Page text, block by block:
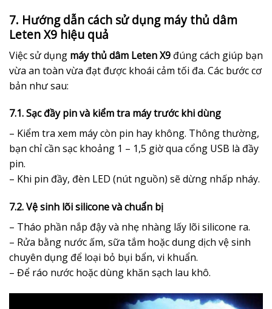
7. Hướng dẫn cách sử dụng máy thủ dâm
Leten X9 hiệu quả
Việc sử dụng máy thủ dâm Leten X9 đúng cách giúp bạn
vừa an toàn vừa đạt được khoái cảm tối đa. Các bước cơ
bản như sau:
7.1. Sạc đầy pin và kiểm tra máy trước khi dùng
– Kiểm tra xem máy còn pin hay không. Thông thường,
bạn chỉ cần sạc khoảng 1 – 1,5 giờ qua cổng USB là đầy
pin.
– Khi pin đầy, đèn LED (nút nguồn) sẽ dừng nhấp nháy.
7.2. Vệ sinh lõi silicone và chuẩn bị
– Tháo phần nắp đậy và nhẹ nhàng lấy lõi silicone ra.
– Rửa bằng nước ấm, sữa tắm hoặc dung dịch vệ sinh
chuyên dụng để loại bỏ bụi bẩn, vi khuẩn.
– Để ráo nước hoặc dùng khăn sạch lau khô.